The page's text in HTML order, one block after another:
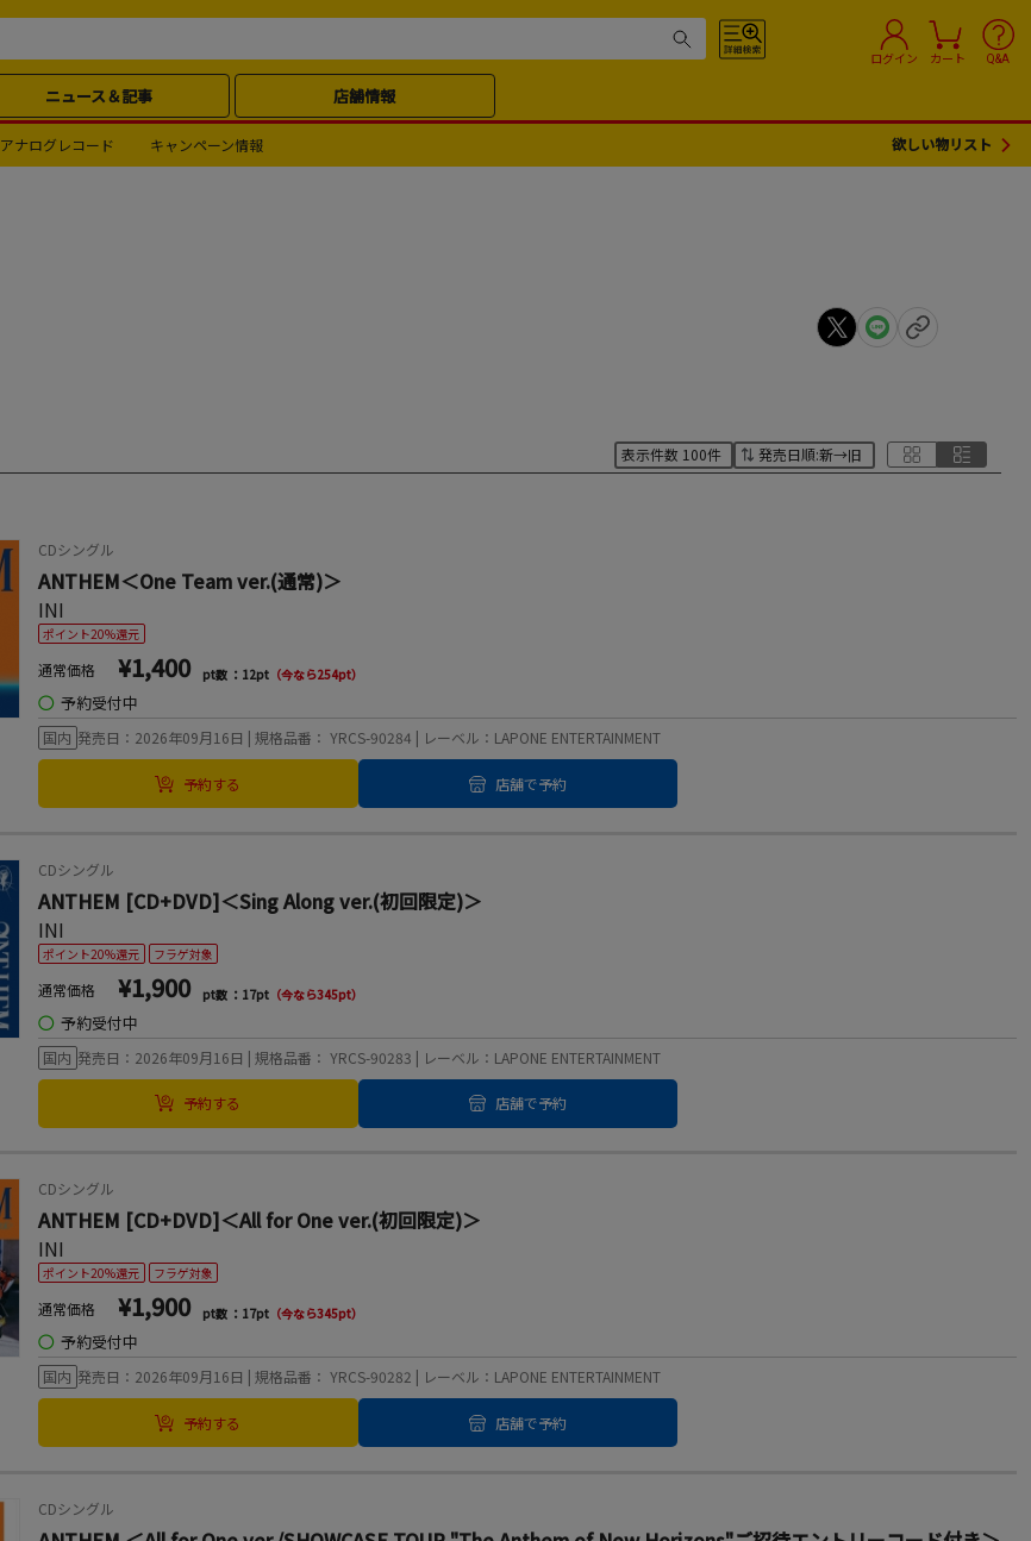
ログイン カート Q&A
ニュース＆記事 店舗情報
アナログレコード キャンペーン情報 欲しい物リスト
CDシングル
ANTHEM＜One Team ver.(通常)＞
INI
ポイント20%還元
通常価格 ¥1,400 pt数 ：12pt （今なら254pt）
◯ 予約受付中
国内 発売日：2026年09月16日 | 規格品番： YRCS-90284 | レーベル：LAPONE ENTERTAINMENT
予約する 店舗で予約
CDシングル
ANTHEM [CD+DVD]＜Sing Along ver.(初回限定)＞
INI
ポイント20%還元 フラゲ対象
通常価格 ¥1,900 pt数 ：17pt （今なら345pt）
◯ 予約受付中
国内 発売日：2026年09月16日 | 規格品番： YRCS-90283 | レーベル：LAPONE ENTERTAINMENT
予約する 店舗で予約
CDシングル
ANTHEM [CD+DVD]＜All for One ver.(初回限定)＞
INI
ポイント20%還元 フラゲ対象
通常価格 ¥1,900 pt数 ：17pt （今なら345pt）
◯ 予約受付中
国内 発売日：2026年09月16日 | 規格品番： YRCS-90282 | レーベル：LAPONE ENTERTAINMENT
予約する 店舗で予約
CDシングル